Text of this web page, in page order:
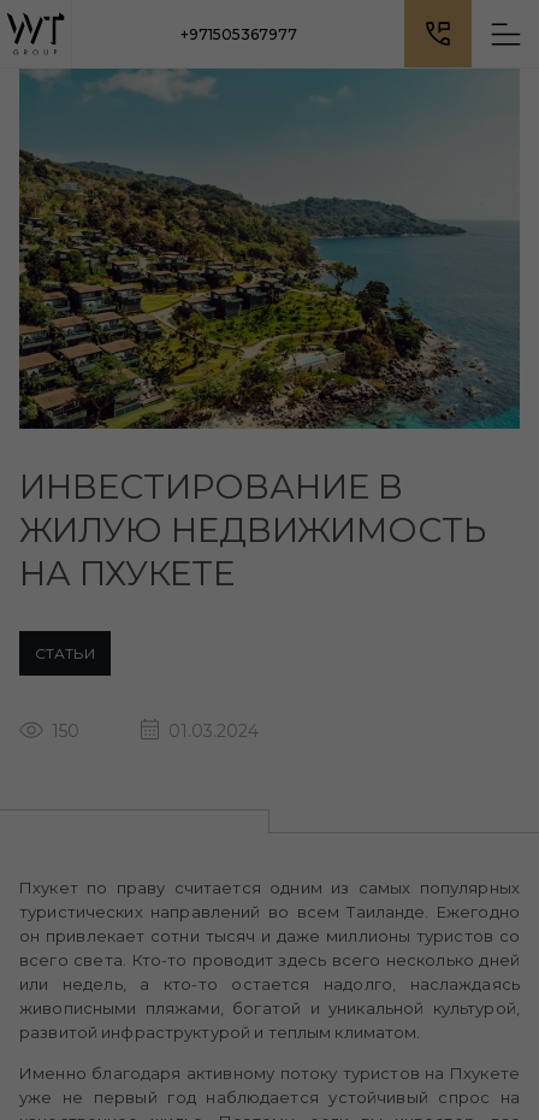
+971505367977
ИНВЕСТИРОВАНИЕ В
ЖИЛУЮ НЕДВИЖИМОСТЬ
НА ПХУКЕТЕ
СТАТЬИ
150 01.03.2024
Пхукет по праву считается одним из самых популярных
туристических направлений во всем Таиланде. Ежегодно
он привлекает сотни тысяч и даже миллионы туристов со
всего света. Кто-то проводит здесь всего несколько дней
или недель, а кто-то остается надолго, наслаждаясь
живописными пляжами, богатой и уникальной культурой,
развитой инфраструктурой и теплым климатом.
Именно благодаря активному потоку туристов на Пхукете
уже не первый год наблюдается устойчивый спрос на